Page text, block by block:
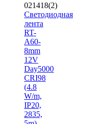
021418(2)
Светодиодная
лента
RT-
A60-
8mm
12V
Day5000
CRI98
(4.8
W/m,
IP20,
2835,